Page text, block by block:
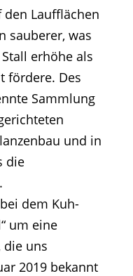
Laufflächen
sauberer, was
erhöhe als
fördere. Des
Sammlung
und in
die
dem Kuh-
um eine
die uns
2019 bekannt